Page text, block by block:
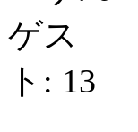
ゲス
ト: 13